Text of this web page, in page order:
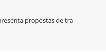
propostas de trabalho